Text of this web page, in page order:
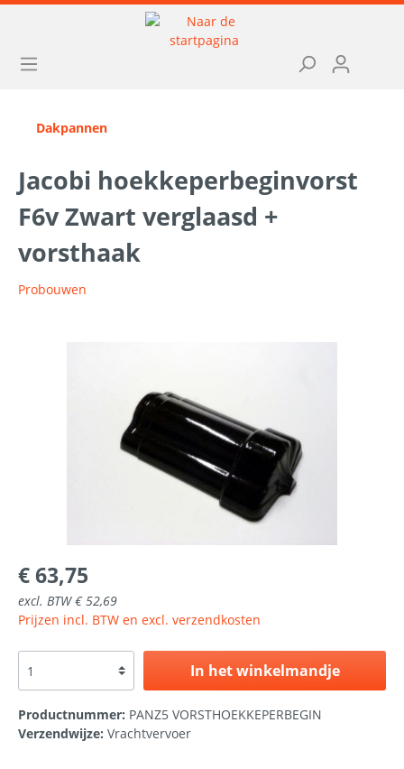
Dakpannen
Jacobi hoekkeperbeginvorst
F6v Zwart verglaasd +
vorsthaak
Probouwen
€ 63,75
excl. BTW € 52,69
Prijzen incl. BTW en excl. verzendkosten
In het winkelmandje
Productnummer: PANZ5 VORSTHOEKKEPERBEGIN
Verzendwijze: Vrachtvervoer